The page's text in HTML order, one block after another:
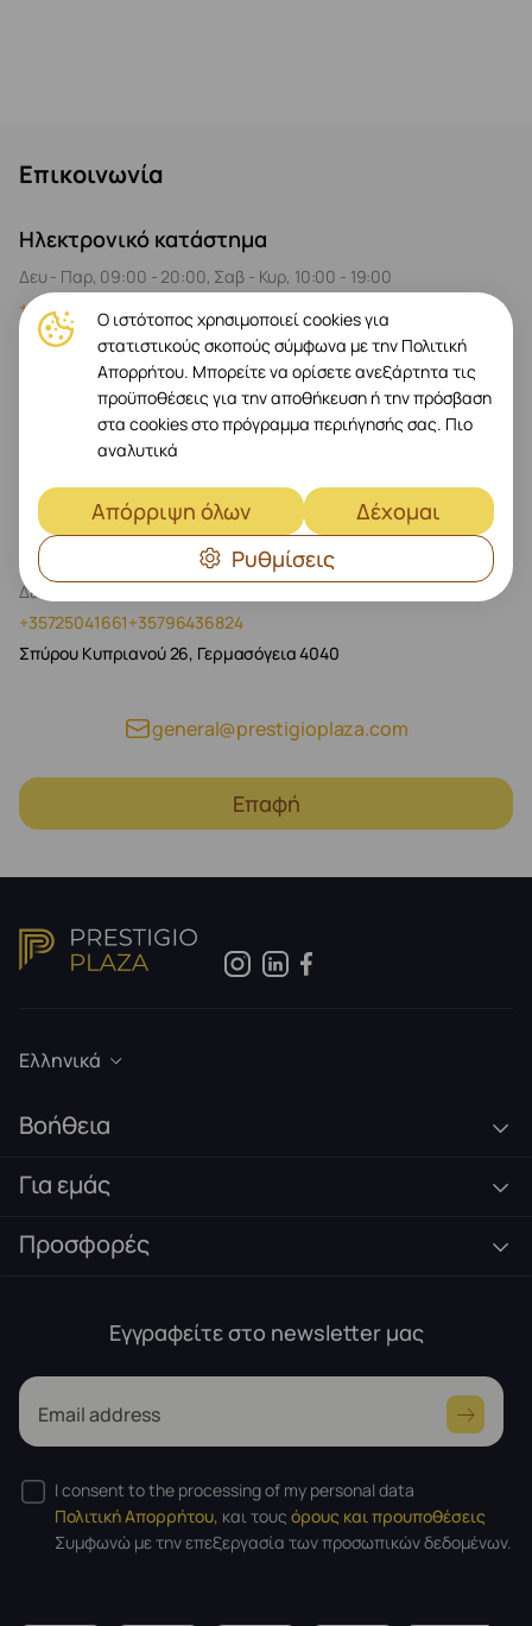
Επικοινωνία
Ηλεκτρονικό κατάστημα
Δευ - Παρ, 09:00 - 20:00, Σαβ - Κυρ, 10:00 - 19:00
+35725041660
+35796436824
Παράδοση σε όλη την Κυπριακή Δημοκρατία: Λευκωσία,
Λεμεσός, Λάρνακα, Πάφος
Κατάστημα Prestigio Plaza
Δευ - Παρ, 09:00 - 20:00, Σαβ 10:00 - 17:00
Σπύρου Κυπριανού 26, Γερμασόγεια 4040
Κέντρο Εξυπηρέτησης Bang & Olufsen
Δευ - Παρ, 09:00 - 20:00, Σαβ 10:00 - 17:00
+35725041661+35796436824
Σπύρου Κυπριανού 26, Γερμασόγεια 4040
general@prestigioplaza.com
Επαφή
Ελληνικά
Βοήθεια
Για εμάς
Προσφορές
Εγγραφείτε στο newsletter μας
Email address
I consent to the processing of my personal data
Πολιτική Απορρήτου, και τους όρους και προυποθέσεις
Συμφωνώ με την επεξεργασία των προσωπικών δεδομένων.
Ο ιστότοπος χρησιμοποιεί cookies για
στατιστικούς σκοπούς σύμφωνα με την Πολιτική
Απορρήτου. Μπορείτε να ορίσετε ανεξάρτητα τις
προϋποθέσεις για την αποθήκευση ή την πρόσβαση
στα cookies στο πρόγραμμα περιήγησής σας. Πιο
αναλυτικά
Απόρριψη όλων
Δέχομαι
Ρυθμίσεις